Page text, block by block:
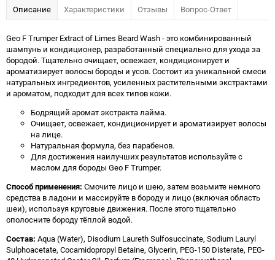
Описание Характеристики Отзывы Вопрос-Ответ
Geo F Trumper Extract of Limes Beard Wash - это комбинированный
шампунь и кондиционер, разработанный специально для ухода за
бородой. Тщательно очищает, освежает, кондиционирует и
ароматизирует волосы бороды и усов. Состоит из уникальной смеси
натуральных ингредиентов, усиленных растительными экстрактами
и ароматом, подходит для всех типов кожи.
Бодрящий аромат экстракта лайма.
Очищает, освежает, кондиционирует и ароматизирует волосы
на лице.
Натуральная формула, без парабенов.
Для достижения наилучших результатов используйте с
маслом для бороды Geo F Trumper.
Способ применения: Смочите лицо и шею, затем возьмите немного
средства в ладони и массируйте в бороду и лицо (включая область
шеи), используя круговые движения. После этого тщательно
ополосните бороду тёплой водой.
Состав: Aqua (Water), Disodium Laureth Sulfosuccinate, Sodium Lauryl
Sulphoacetate, Cocamidopropyl Betaine, Glycerin, PEG-150 Disterate, PEG-